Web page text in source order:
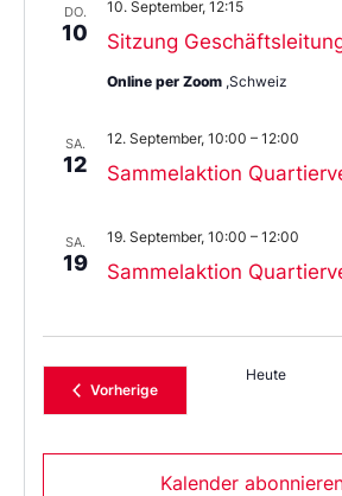
DO.
10 Sitzung
10. September, 12:15
Online per Zoom ,Schweiz
SA.
12 Sammelaktion
12. September, 10:00 – 12:00
SA.
19 Sammelaktion
19. September, 10:00 – 12:00
VorherigeVeranstaltungen
Heute
Kalender